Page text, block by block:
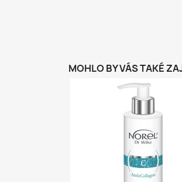
MOHLO BY VÁS TAKÉ